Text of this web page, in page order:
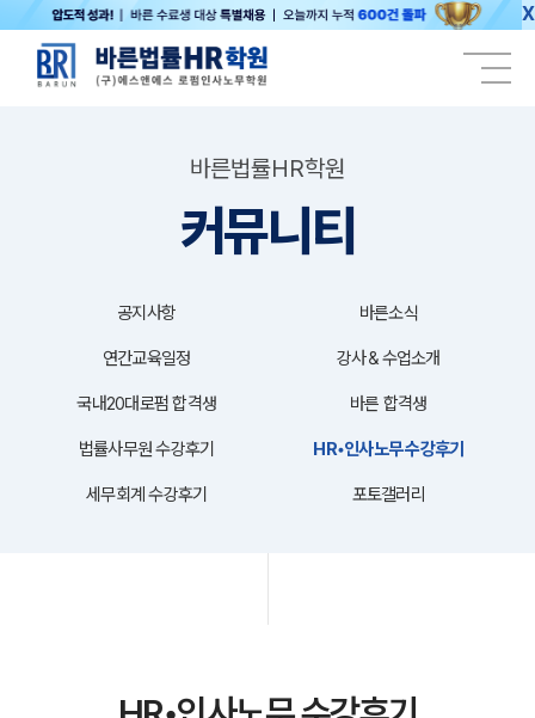
X
바른법률HR학원
커뮤니티
공지사항 바른소식
연간교육일정 강사＆수업소개
국내20대로펌 합격생 바른 합격생
법률사무원 수강후기 HR•인사노무 수강후기
세무회계 수강후기 포토갤러리